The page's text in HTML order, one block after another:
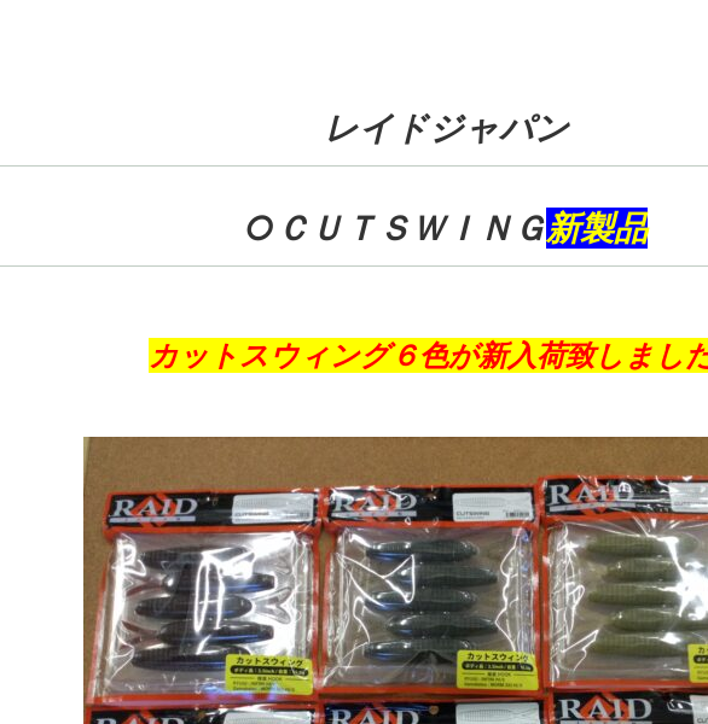
レイドジャパン
○ＣＵＴＳＷＩＮＧ新製品
カットスウィング６色が新入荷致しまし